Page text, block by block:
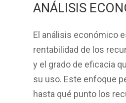
ANÁLISIS
El análisis económico
rentabilidad de los
y el grado de eficacia
su uso. Este enfoque
hasta qué punto los